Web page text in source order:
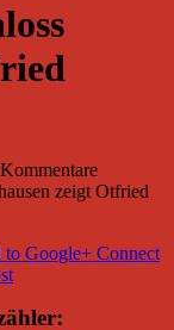
Kommentare
zeigt Otfried
to Google+ Connect